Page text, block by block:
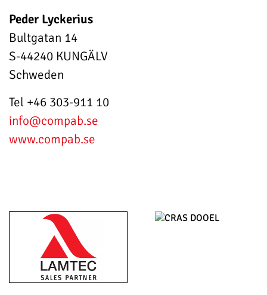
Peder Lyckerius
Bultgatan 14
S-44240 KUNGÄLV
Schweden
Tel +46 303-911 10
info@compab.se
www.compab.se